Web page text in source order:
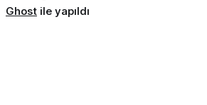
Ghost ile yapıldı